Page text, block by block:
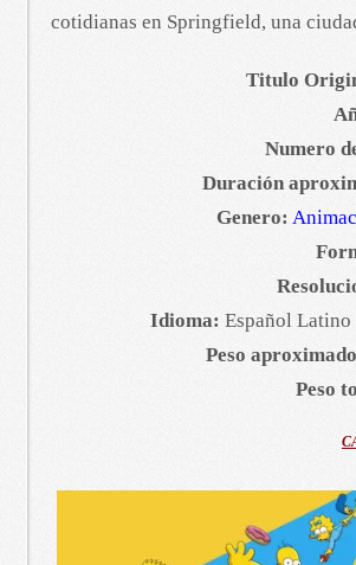
cotidianas en Springfield, una
Titulo
Numero
Duración
Genero:
Idioma: Español
Peso
Peso